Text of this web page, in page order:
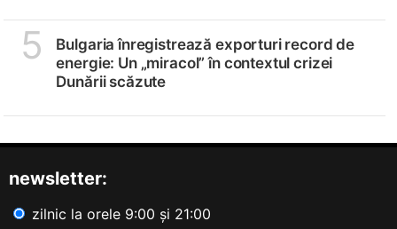
5
Bulgaria înregistrează exporturi record de
energie: Un „miracol” în contextul crizei
Dunării scăzute
newsletter:
zilnic la orele 9:00 și 21:00